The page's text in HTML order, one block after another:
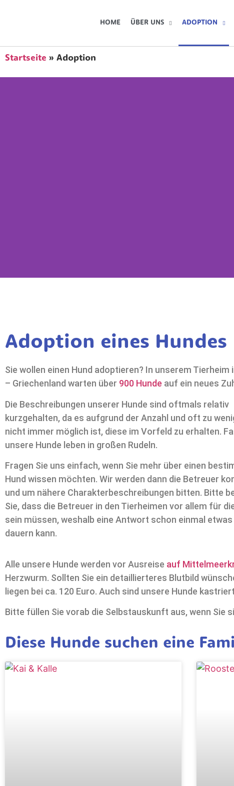
HOME ÜBER UNS ADOPTION
Startseite » Adoption
hier erfahren sie wie es
Anfragen
Adoption eines Hundes
Sie wollen einen Hund adoptieren? In unserem Tierheim
– Griechenland warten über 900 Hunde auf ein neues
Die Beschreibungen unserer Hunde sind oftmals relativ
kurzgehalten, da es aufgrund der Anzahl und oft zu
nicht immer möglich ist, diese im Vorfeld zu erhalten.
unsere Hunde leben in großen Rudeln.
Fragen Sie uns einfach, wenn Sie mehr über einen
Hund wissen möchten. Wir werden dann die Betreuer
und um nähere Charakterbeschreibungen bitten. Bitte
Sie, dass die Betreuer in den Tierheimen vor allem für
sein müssen, weshalb eine Antwort schon einmal etwas
dauern kann.
Alle unsere Hunde werden vor Ausreise auf
Herzwurm. Sollten Sie ein detaillierteres Blutbild
liegen bei ca. 120 Euro. Auch sind unsere Hunde
Bitte füllen Sie vorab die Selbstauskunft aus, wenn Sie
Diese Hunde suchen eine